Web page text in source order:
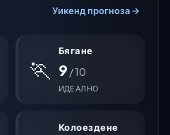
Уикенд прогноза →
🏃
Бягане
9 / 10
ИДЕАЛНО
Колоездене